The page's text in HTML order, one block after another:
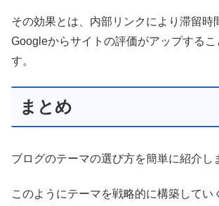
その効果とは、内部リンクにより滞留時
Googleからサイトの評価がアップするこ
す。
まとめ
ブログのテーマの選び方を簡単に紹介し
このようにテーマを戦略的に構築してい